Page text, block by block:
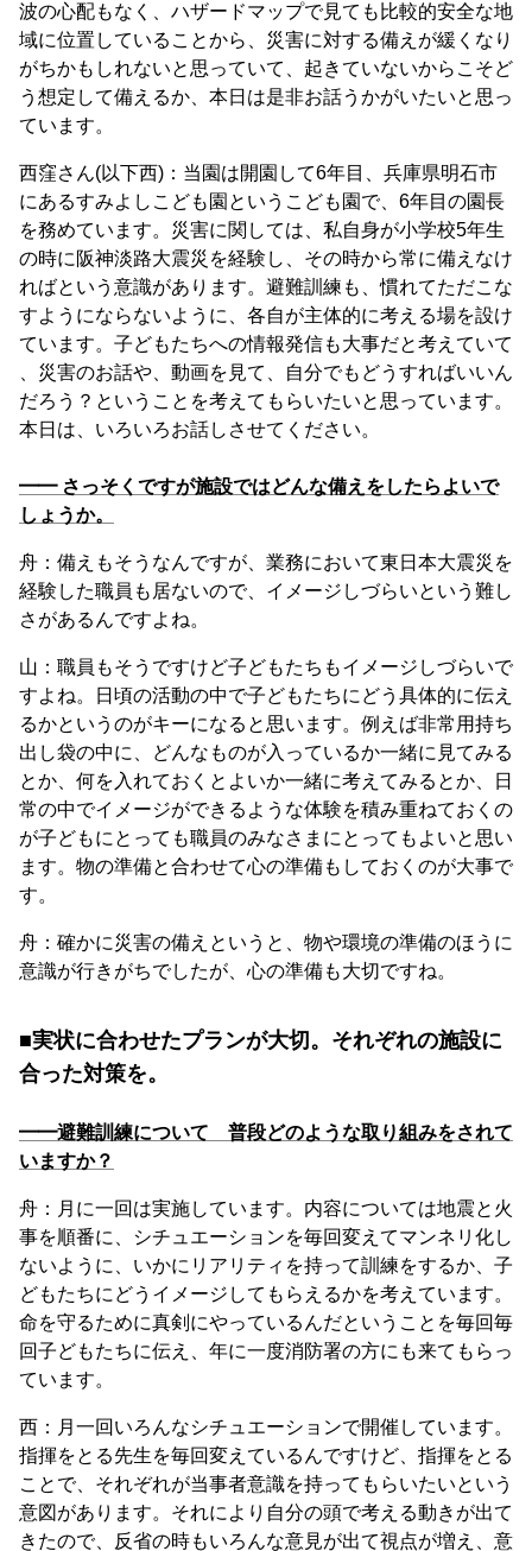
波の心配もなく、ハザードマップで見ても比較的安全な地
域に位置していることから、災害に対する備えが緩くなり
がちかもしれないと思っていて、起きていないからこそど
う想定して備えるか、本日は是非お話うかがいたいと思っ
ています。
西窪さん(以下西)：当園は開園して6年目、兵庫県明石市
にあるすみよしこども園というこども園で、6年目の園長
を務めています。災害に関しては、私自身が小学校5年生
の時に阪神淡路大震災を経験し、その時から常に備えなけ
ればという意識があります。避難訓練も、慣れてただこな
すようにならないように、各自が主体的に考える場を設け
ています。子どもたちへの情報発信も大事だと考えていて
、災害のお話や、動画を見て、自分でもどうすればいいん
だろう？ということを考えてもらいたいと思っています。
本日は、いろいろお話しさせてください。
━━ さっそくですが施設ではどんな備えをしたらよいで
しょうか。
舟：備えもそうなんですが、業務において東日本大震災を
経験した職員も居ないので、イメージしづらいという難し
さがあるんですよね。
山：職員もそうですけど子どもたちもイメージしづらいで
すよね。日頃の活動の中で子どもたちにどう具体的に伝え
るかというのがキーになると思います。例えば非常用持ち
出し袋の中に、どんなものが入っているか一緒に見てみる
とか、何を入れておくとよいか一緒に考えてみるとか、日
常の中でイメージができるような体験を積み重ねておくの
が子どもにとっても職員のみなさまにとってもよいと思い
ます。物の準備と合わせて心の準備もしておくのが大事で
す。
舟：確かに災害の備えというと、物や環境の準備のほうに
意識が行きがちでしたが、心の準備も大切ですね。
■実状に合わせたプランが大切。それぞれの施設に
合った対策を。
━━避難訓練について 普段どのような取り組みをされて
いますか？
舟：月に一回は実施しています。内容については地震と火
事を順番に、シチュエーションを毎回変えてマンネリ化し
ないように、いかにリアリティを持って訓練をするか、子
どもたちにどうイメージしてもらえるかを考えています。
命を守るために真剣にやっているんだということを毎回毎
回子どもたちに伝え、年に一度消防署の方にも来てもらっ
ています。
西：月一回いろんなシチュエーションで開催しています。
指揮をとる先生を毎回変えているんですけど、指揮をとる
ことで、それぞれが当事者意識を持ってもらいたいという
意図があります。それにより自分の頭で考える動きが出て
きたので、反省の時もいろんな意見が出て視点が増え、意